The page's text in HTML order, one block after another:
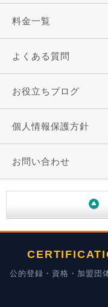
料金一覧
よくある質問
お役立ちブログ
個人情報保護方針
お問い合わせ
公的登録・資格・加盟団